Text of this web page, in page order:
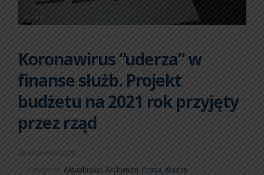
Koronawirus “uderza” w
finanse służb. Projekt
budżetu na 2021 rok przyjęty
przez rząd
28 września 2020
Kategorie: Aktualności, Archiwum, Prasa, Ważne